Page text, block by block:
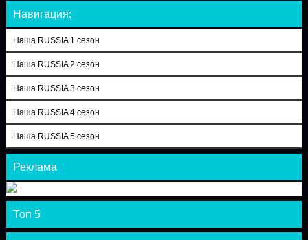
Навигация:
Наша RUSSIA 1 сезон
Наша RUSSIA 2 сезон
Наша RUSSIA 3 сезон
Наша RUSSIA 4 сезон
Наша RUSSIA 5 сезон
Реклама
Топ 5